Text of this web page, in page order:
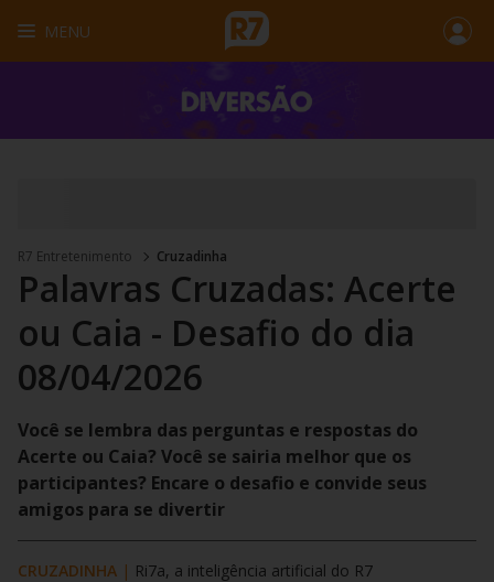
MENU
R7 Entretenimento Cruzadinha
Palavras Cruzadas: Acerte
ou Caia - Desafio do dia
08/04/2026
Você se lembra das perguntas e respostas do
Acerte ou Caia? Você se sairia melhor que os
participantes? Encare o desafio e convide seus
amigos para se divertir
CRUZADINHA | Ri7a, a inteligência artificial do R7